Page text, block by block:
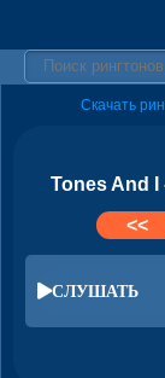
Скачать
Tones And I
<<
СЛУШАТЬ